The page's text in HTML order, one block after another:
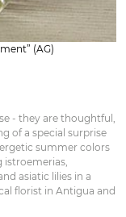
(AG)
- they are thoughtful,
of a special surprise
summer colors
istroemerias,
asiatic lilies in a
florist in Antigua and